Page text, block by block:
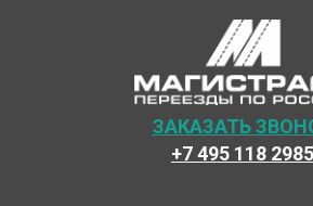
+7 495 118 2985
ЗАКАЗАТЬ